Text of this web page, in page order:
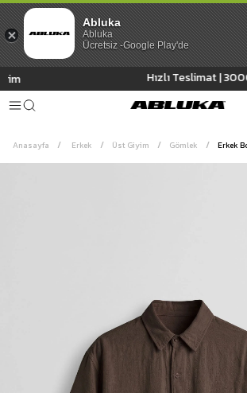
Hızlı Teslimat | 3000₺ Üzeri
Anasayfa Erkek Üst Giyim Gömlek Erkek
Abluka
Abluka
Ücretsiz -Google Play'de